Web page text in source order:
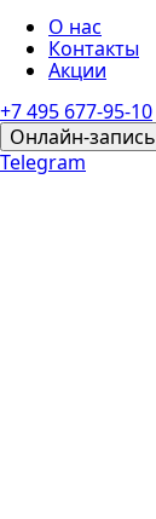
О нас
Контакты
Акции
+7 495 677-95-10
Онлайн-запись
Telegram